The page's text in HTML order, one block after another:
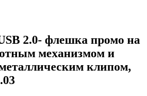
2.0- флешка промо на
механизмом и
клипом,